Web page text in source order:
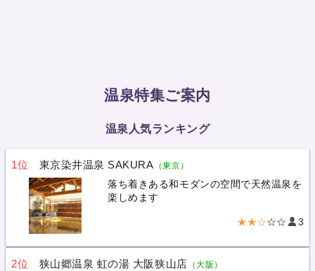
温泉特集ご案内
温泉人気ランキング
1位 東京染井温泉 SAKURA （東京）
落ち着きある和モダンの空間で天然温泉を
楽しめます
★★☆☆☆ 3
2位 狭山郷温泉 虹の湯 大阪狭山店 （大阪）